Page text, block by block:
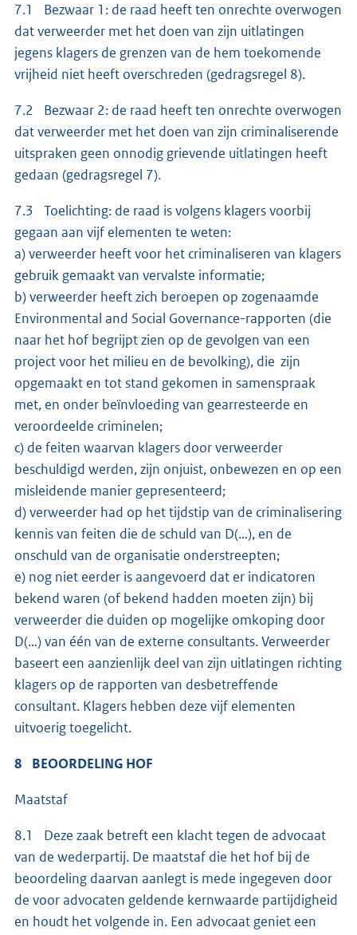
7.1 Bezwaar 1: de raad heeft ten onrechte overwogen
dat verweerder met het doen van zijn uitlatingen
jegens klagers de grenzen van de hem toekomende
vrijheid niet heeft overschreden (gedragsregel 8).
7.2 Bezwaar 2: de raad heeft ten onrechte overwogen
dat verweerder met het doen van zijn criminaliserende
uitspraken geen onnodig grievende uitlatingen heeft
gedaan (gedragsregel 7).
7.3 Toelichting: de raad is volgens klagers voorbij
gegaan aan vijf elementen te weten:
a) verweerder heeft voor het criminaliseren van klagers
gebruik gemaakt van vervalste informatie;
b) verweerder heeft zich beroepen op zogenaamde
Environmental and Social Governance-rapporten (die
naar het hof begrijpt zien op de gevolgen van een
project voor het milieu en de bevolking), die zijn
opgemaakt en tot stand gekomen in samenspraak
met, en onder beïnvloeding van gearresteerde en
veroordeelde criminelen;
c) de feiten waarvan klagers door verweerder
beschuldigd werden, zijn onjuist, onbewezen en op een
misleidende manier gepresenteerd;
d) verweerder had op het tijdstip van de criminalisering
kennis van feiten die de schuld van D(…), en de
onschuld van de organisatie onderstreepten;
e) nog niet eerder is aangevoerd dat er indicatoren
bekend waren (of bekend hadden moeten zijn) bij
verweerder die duiden op mogelijke omkoping door
D(…) van één van de externe consultants. Verweerder
baseert een aanzienlijk deel van zijn uitlatingen richting
klagers op de rapporten van desbetreffende
consultant. Klagers hebben deze vijf elementen
uitvoerig toegelicht.
8 BEOORDELING HOF
Maatstaf
8.1 Deze zaak betreft een klacht tegen de advocaat
van de wederpartij. De maatstaf die het hof bij de
beoordeling daarvan aanlegt is mede ingegeven door
de voor advocaten geldende kernwaarde partijdigheid
en houdt het volgende in. Een advocaat geniet een